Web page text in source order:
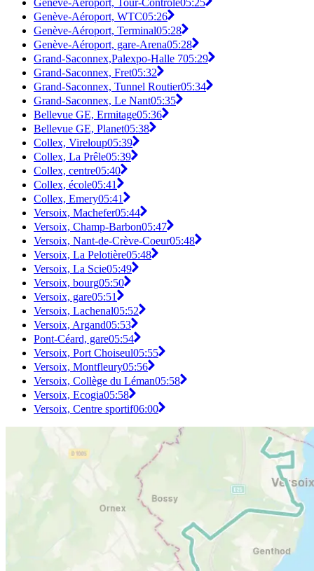
Genève-Aéroport, Tour-Contrôle05:25
Genève-Aéroport, WTC05:26
Genève-Aéroport, Terminal05:28
Genève-Aéroport, gare-Arena05:28
Grand-Saconnex,Palexpo-Halle 705:29
Grand-Saconnex, Fret05:32
Grand-Saconnex, Tunnel Routier05:34
Grand-Saconnex, Le Nant05:35
Bellevue GE, Ermitage05:36
Bellevue GE, Planet05:38
Collex, Vireloup05:39
Collex, La Prêle05:39
Collex, centre05:40
Collex, école05:41
Collex, Emery05:41
Versoix, Machefer05:44
Versoix, Champ-Barbon05:47
Versoix, Nant-de-Crève-Coeur05:48
Versoix, La Pelotière05:48
Versoix, La Scie05:49
Versoix, bourg05:50
Versoix, gare05:51
Versoix, Lachenal05:52
Versoix, Argand05:53
Pont-Céard, gare05:54
Versoix, Port Choiseul05:55
Versoix, Montfleury05:56
Versoix, Collège du Léman05:58
Versoix, Ecogia05:58
Versoix, Centre sportif06:00